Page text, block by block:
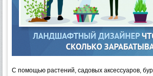
С помощью растений, садовых аксессуаров,